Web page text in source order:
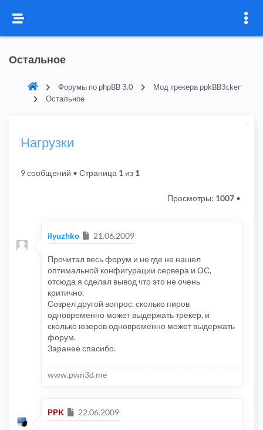
Остальное
Форумы по phpBB 3.0
Мод трекера ppkBB3cker
Остальное
Нагрузки
9 сообщений • Страница 1 из 1
Просмотры: 1007 •
ilyuzhko Сообщение
21.06.2009
Прочитал весь форум и не где не нашел
оптимальной конфигурации сервера и ОС,
отсюда я сделал вывод что это не очень
критично.
Созрел другой вопрос, сколько пиров
одновременно может выдержать трекер, и
сколько юзеров одновременно может выдержать
форум.
Заранее спасибо.
www.pwn3d.me
PPK Сообщение
22.06.2009